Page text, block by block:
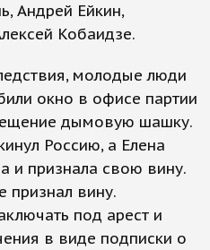
Андрей Ейкин,
Кобаидзе.
молодые люди
окно в офисе партии
дымовую шашку.
Россию, а Елена
и признала свою вину.
признал вину.
под арест и
в виде подписки о